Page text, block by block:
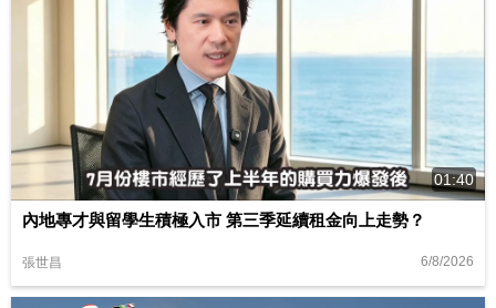
01:40
內地專才與留學生積極入市 第三季延續租金向上走勢？
張世昌 6/8/2026